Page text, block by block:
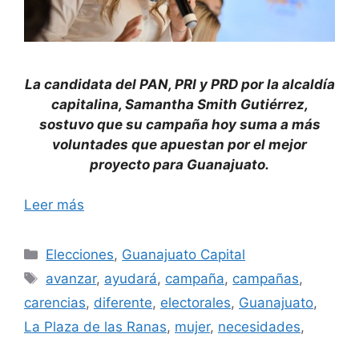
La candidata del PAN, PRI y PRD por la alcaldía
capitalina, Samantha Smith Gutiérrez,
sostuvo que su campaña hoy suma a más
voluntades que apuestan por el mejor
proyecto para Guanajuato.
Leer más
Categorías
Elecciones, Guanajuato Capital
Etiquetas
avanzar, ayudará, campaña, campañas,
carencias, diferente, electorales, Guanajuato,
La Plaza de las Ranas, mujer, necesidades,